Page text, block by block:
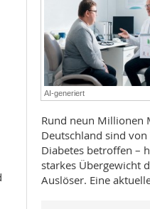
AI-generiert
Rund neun Millionen
Deutschland sind von
Diabetes betroffen –
starkes Übergewicht
Auslöser. Eine